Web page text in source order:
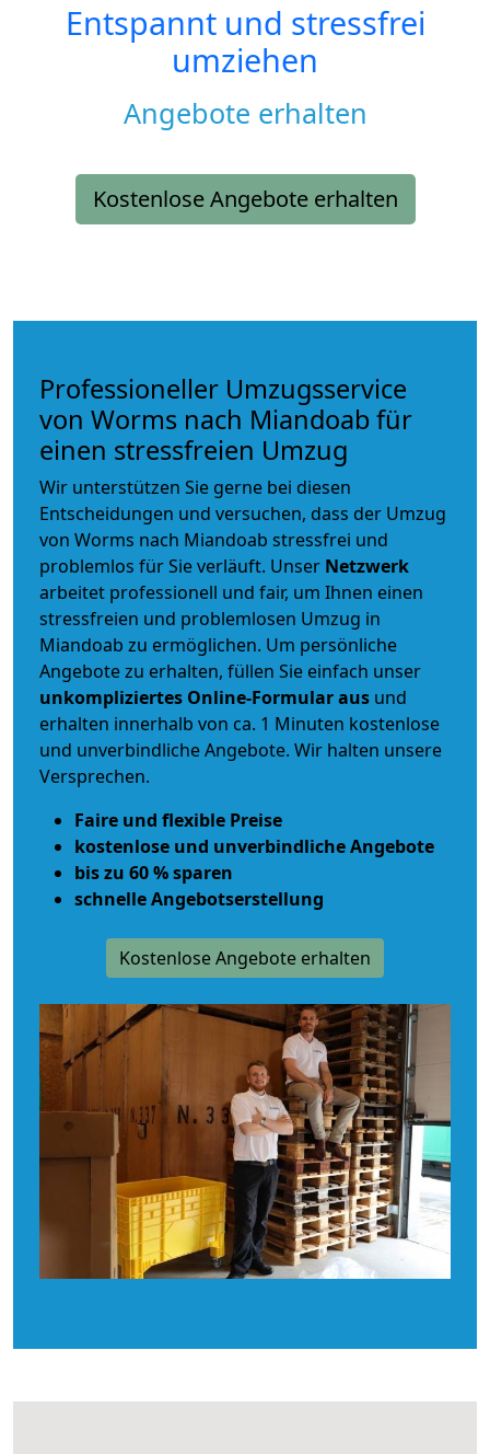
Entspannt und stressfrei
umziehen
Angebote erhalten
Kostenlose Angebote erhalten
Professioneller Umzugsservice
von Worms nach Miandoab für
einen stressfreien Umzug
Wir unterstützen Sie gerne bei diesen
Entscheidungen und versuchen, dass der Umzug
von Worms nach Miandoab stressfrei und
problemlos für Sie verläuft. Unser Netzwerk
arbeitet professionell und fair, um Ihnen einen
stressfreien und problemlosen Umzug in
Miandoab zu ermöglichen. Um persönliche
Angebote zu erhalten, füllen Sie einfach unser
unkompliziertes Online-Formular aus und
erhalten innerhalb von ca. 1 Minuten kostenlose
und unverbindliche Angebote. Wir halten unsere
Versprechen.
Faire und flexible Preise
kostenlose und unverbindliche Angebote
bis zu 60 % sparen
schnelle Angebotserstellung
Kostenlose Angebote erhalten